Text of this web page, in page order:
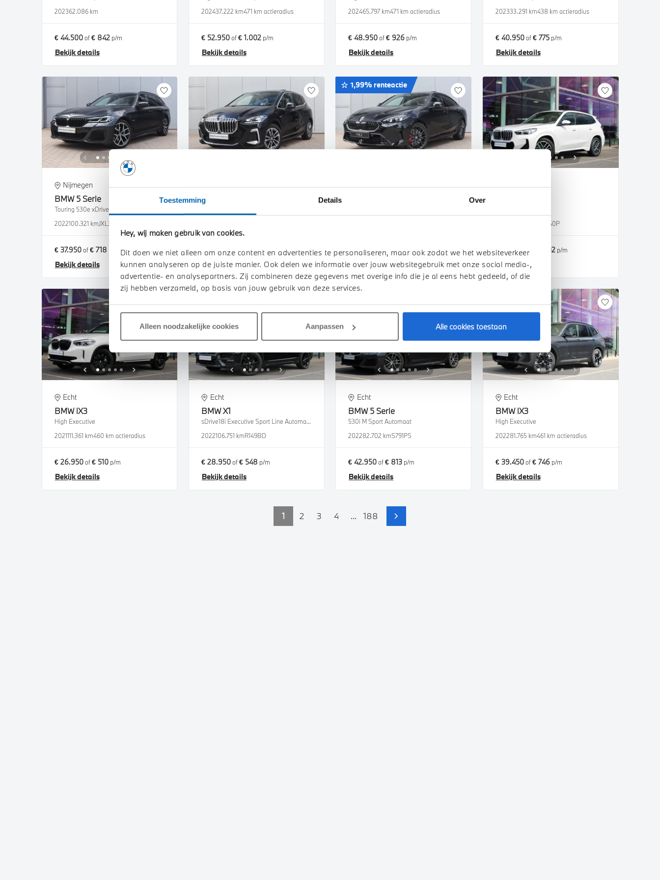
Toestemming Details Over
Hey, wij maken gebruik van cookies.
Dit doen we niet alleen om onze content en advertenties te personaliseren, maar ook zodat we het websiteverkeer
kunnen analyseren op de juiste manier. Ook delen we informatie over jouw websitegebruik met onze social media-,
advertentie- en analysepartners. Zij combineren deze gegevens met overige info die je al eens hebt gedeeld, of die
zij hebben verzameld, op basis van jouw gebruik van deze services.
Alleen noodzakelijke cookies Aanpassen Alle cookies toestaan
202362.086 km
€ 44.500of€ 842p/m
Bekijk details
202437.222 km471 km actieradius
€ 52.950of€ 1.002p/m
Bekijk details
202465.797 km471 km actieradius
€ 48.950of€ 926 p/m
Bekijk details
202333.291 km438 km actieradius
€ 40.950of€ 775p/m
Bekijk details
Nijmegen
BMW 5 Serie
Touring 530e xDrive M Sport Automaat
2022100.321 kmJXL37V
€ 37.950of€ 718
Bekijk details
Nijmegen
BMW
€ 31.950of € 605p/m
Bekijk details
1,99% renteactie
Nijmegen
€ 60.719of€ 1.122p/m
Bekijk details
Echt
GKH40P
€ 52.950of € 1.002p/m
Bekijk details
Echt
BMW iX3
High Executive
2021111.361 km460 km actieradius
€ 26.950of€ 510p/m
Bekijk details
Echt
BMWX1
sDrive18i Executive Sport Line Automaat
2022106.751 kmR149BD
€ 28.950of€ 548 p/m
Bekijk details
Echt
BMW 5 Serie
530i M Sport Automaat
202282.702 kmS791PS
€ 42.950of€ 813 p/m
Bekijk details
Echt
BMW iX3
High Executive
202281.765 km461 km actieradius
€ 39.450of€ 746p/m
Bekijk details
1 2 3 4 ... 188